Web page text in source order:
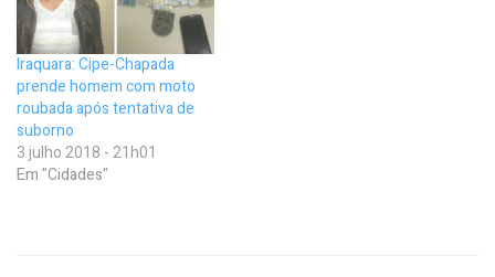
Iraquara: Cipe-Chapada
prende homem com moto
roubada após tentativa de
suborno
3 julho 2018 - 21h01
Em "Cidades"